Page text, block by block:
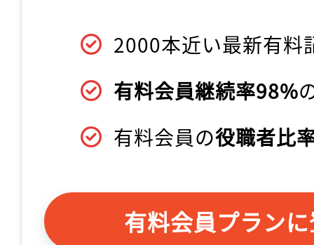
2000本近い最新有料
有料会員継続率98%
有料会員の役職者比
有料会員プラン